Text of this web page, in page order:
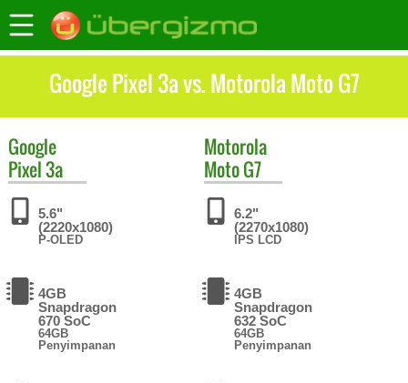
Google Pixel 3a vs. Motorola Moto G7
Google
Pixel 3a
5.6"
(2220x1080)
P-OLED
4GB
Snapdragon
670 SoC
64GB
Penyimpanan
Motorola
Moto G7
6.2"
(2270x1080)
IPS LCD
4GB
Snapdragon
632 SoC
64GB
Penyimpanan